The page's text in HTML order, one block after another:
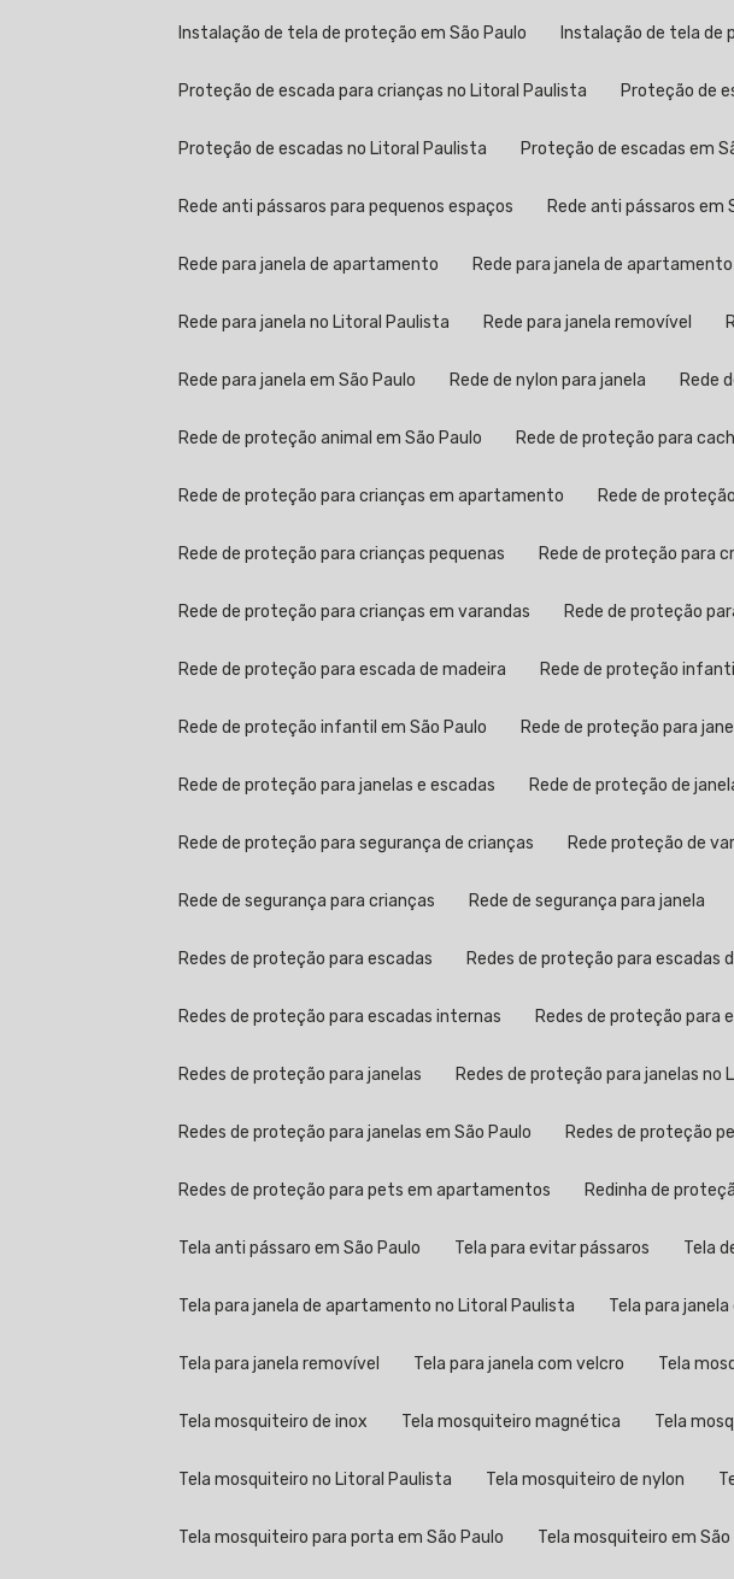
Instalação de tela de proteção em São Paulo Instalação de tela de
Proteção de escada para crianças no Litoral Paulista Proteção de
Proteção de escadas no Litoral Paulista Proteção de escadas em
Rede anti pássaros para pequenos espaços Rede anti pássaros em
Rede para janela de apartamento Rede para janela de
Rede para janela no Litoral Paulista Rede para janela removível
Rede para janela em São Paulo Rede de nylon para janela Rede
Rede de proteção animal em São Paulo Rede de proteção para
Rede de proteção para crianças em apartamento Rede de
Rede de proteção para crianças pequenas Rede de proteção para
Rede de proteção para crianças em varandas Rede de proteção
Rede de proteção para escada de madeira Rede de proteção infantil
Rede de proteção infantil em São Paulo Rede de proteção para
Rede de proteção para janelas e escadas Rede de proteção de
Rede de proteção para segurança de crianças Rede proteção de
Rede de segurança para crianças Rede de segurança para janela
Redes de proteção para escadas Redes de proteção para
Redes de proteção para escadas internas Redes de proteção para
Redes de proteção para janelas Redes de proteção para janelas no
Redes de proteção para janelas em São Paulo Redes de proteção
Redes de proteção para pets em apartamentos Redinha de
Tela anti pássaro em São Paulo Tela para evitar pássaros Tela
Tela para janela de apartamento no Litoral Paulista Tela para
Tela para janela removível Tela para janela com velcro Tela
Tela mosquiteiro de inox Tela mosquiteiro magnética Tela
Tela mosquiteiro no Litoral Paulista Tela mosquiteiro de nylon
Tela mosquiteiro para porta em São Paulo Tela mosquiteiro em São